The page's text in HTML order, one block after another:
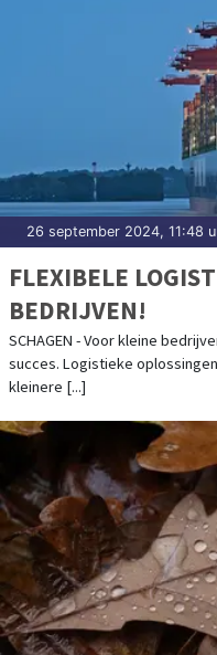
26 september 2024, 11:48
FLEXIBELE
BEDRIJVEN!
SCHAGEN - Voor kleine
succes. Logistieke
kleinere [...]